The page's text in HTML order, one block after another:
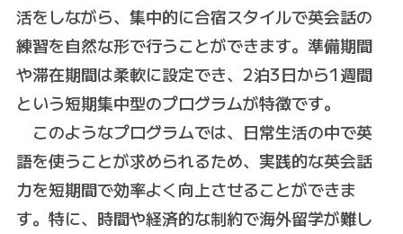
活をしながら、集中的に合宿スタイルで英会話の
練習を自然な形で行うことができます。準備期間
や滞在期間は柔軟に設定でき、2泊3日から1週間
という短期集中型のプログラムが特徴です。
このようなプログラムでは、日常生活の中で英
語を使うことが求められるため、実践的な英会話
力を短期間で効率よく向上させることができま
す。特に、時間や経済的な制約で海外留学が難し